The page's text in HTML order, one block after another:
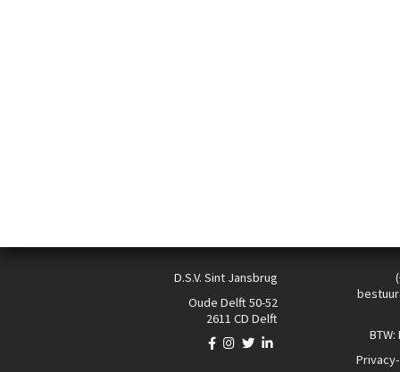
D.S.V. Sint Jansbrug
Oude Delft 50-52
2611 CD Delft